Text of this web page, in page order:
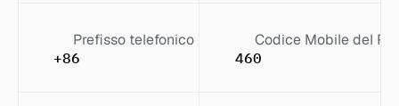
Prefisso telefonico
+86
Codice Mobile del
460